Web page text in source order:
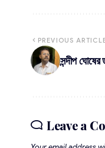
PREVIOUS
সন্দীপ ঘোষের
Leave a